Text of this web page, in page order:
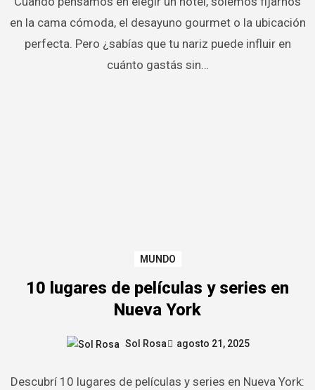
en la cama cómoda, el desayuno gourmet o la ubicación
perfecta. Pero ¿sabías que tu nariz puede influir en
cuánto gastás sin…
MUNDO
10 lugares de películas y series en
Nueva York
Sol Rosa agosto 21, 2025
Descubrí 10 lugares de películas y series en Nueva York: